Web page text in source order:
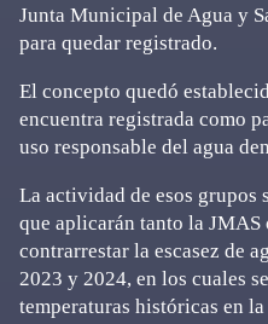
Junta Municipal de Agua y
para quedar registrado.
El concepto quedó
encuentra registrada como
uso responsable del agua
La actividad de esos grupos
que aplicarán tanto la JMAS
contrarrestar la escasez de
2023 y 2024, en los cuales
temperaturas históricas en